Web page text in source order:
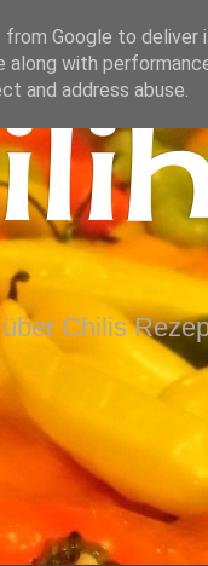
Chilis
Google to deliver
along with
and address abuse.